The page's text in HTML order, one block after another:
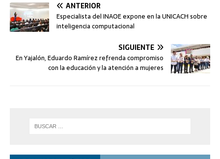
ANTERIOR
Especialista del INAOE expone en la UNICACH sobre
inteligencia computacional
SIGUIENTE
En Yajalón, Eduardo Ramírez refrenda compromiso
con la educación y la atención a mujeres